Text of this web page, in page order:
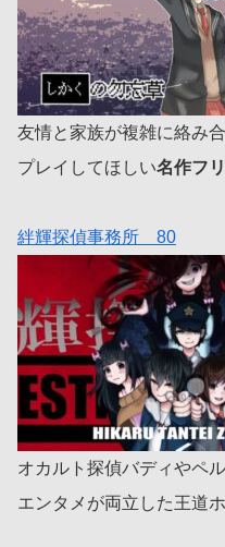
友情と家族が複雑に絡み
プレイしてほしい名作フ
絆輝探偵事務所 80
オカルト探偵バディやペ
エンタメが両立した王道ホ